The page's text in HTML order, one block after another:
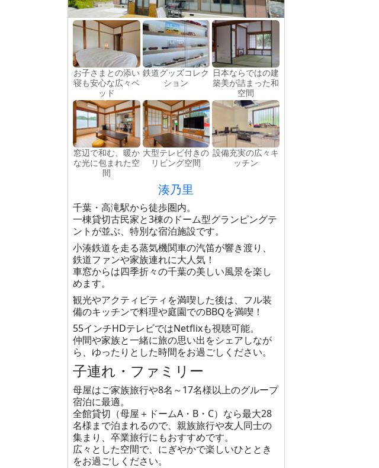
お子さまとの添い
寝も安心な広々ベ
ッド
鉄道グッズコレク
ション
日本ならではの建
築美が詰まった和
空間
窓辺で和む、暖か
な光に包まれた空
間
大型テレビ付きの
リビング空間
設備充実の広々キ
ッチン
湊乃里
千葉・高滝駅から徒歩圏内。
一棟貸切古民家と3棟のドーム型グランピングテ
ントが並ぶ、特別な宿泊施設です。
小湊鉄道を走る蒸気機関車の汽笛が響き渡り、
鉄道ファンや家族連れに大人気！
車窓からは四季折々の千葉の美しい風景を楽し
めます。
観光やアクティビティを満喫した後は、フル装
備のキッチンで料理や庭園でのBBQを満喫！
55インチHDテレビではNetflixも視聴可能。
仲間や家族と一緒に旅の思い出をシェアしなが
ら、ゆったりとした時間をお過ごしください。
子連れ・ファミリー
母屋はご家族旅行や8名～17名様以上のグループ
宿泊に最適。
全館貸切（母屋＋ドームA・B・C）なら最大28
名様まで泊まれるので、親族旅行や友人同士の
集まり、卒業旅行にもおすすめです。
広々とした空間で、にぎやかで楽しいひととき
をお過ごしください。